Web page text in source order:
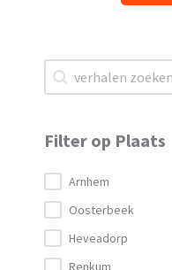
Zoek
Search content
Filter op Plaats
Filter op Plaats
Arnhem
Oosterbeek
Heveadorp
Renkum